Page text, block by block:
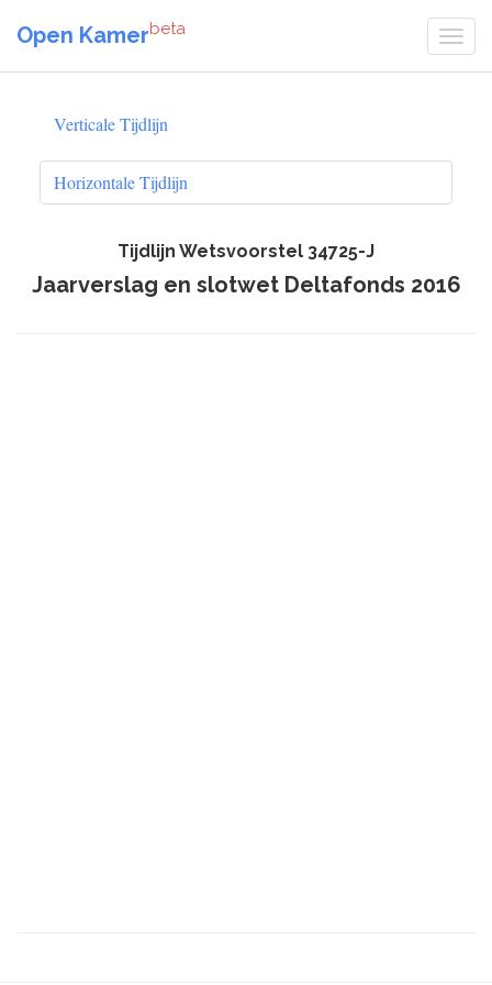
Open Kamerbeta
Verticale Tijdlijn
Horizontale Tijdlijn
Tijdlijn Wetsvoorstel 34725-J
Jaarverslag en slotwet Deltafonds 2016